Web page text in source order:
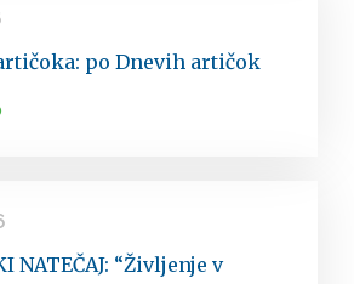
po Dnevih artičok
NATEČAJ: “Življenje v